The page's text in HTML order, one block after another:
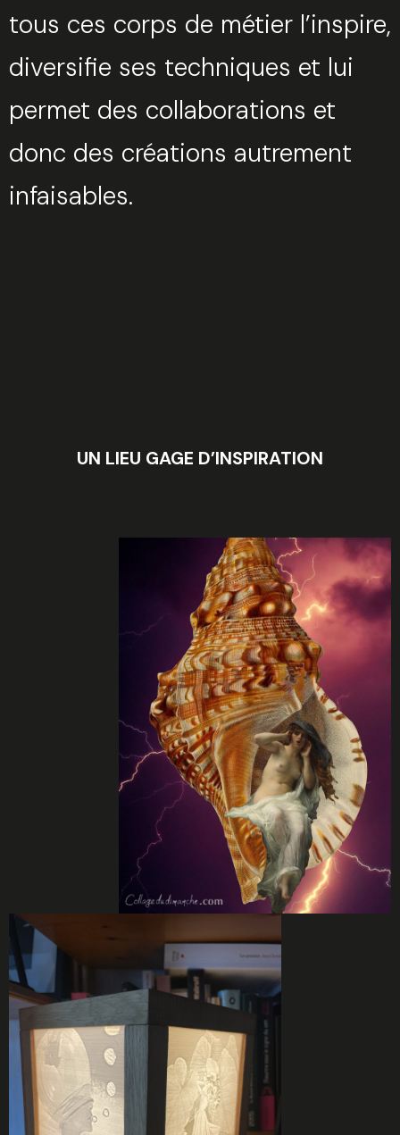
tous ces corps de métier l’inspire,
diversifie ses techniques et lui
permet des collaborations et
donc des créations autrement
infaisables.
UN LIEU GAGE D’INSPIRATION